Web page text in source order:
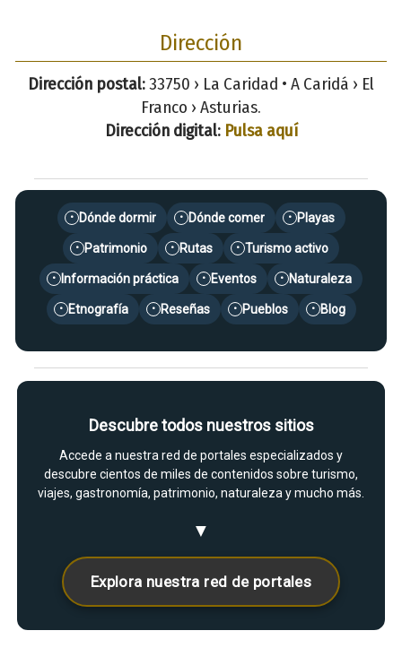
Dirección
Dirección postal:33750 › La Caridad • A Caridá › El
Franco › Asturias.
Dirección digital: Pulsa aquí
• Dónde dormir • Dónde comer • Playas
• Patrimonio • Rutas • Turismo activo
• Información práctica • Eventos • Naturaleza
• Etnografía • Reseñas • Pueblos • Blog
Descubre todos nuestros sitios
Accede a nuestra red de portales especializados y
descubre cientos de miles de contenidos sobre turismo,
viajes, gastronomía, patrimonio, naturaleza y mucho más.
▼
Explora nuestra red de portales